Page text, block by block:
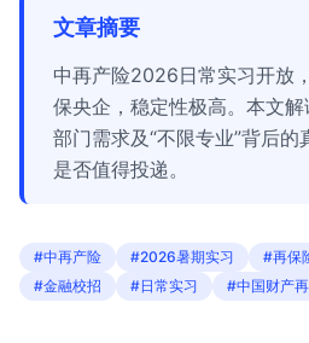
文章摘要
中再产险2026日常实习开放
保央企，稳定性极高。本文
部门需求及“不限专业”背后
是否值得投递。
#中再产险 #2026暑期实习 #再保
#金融校招
#日常实习 #中国财产